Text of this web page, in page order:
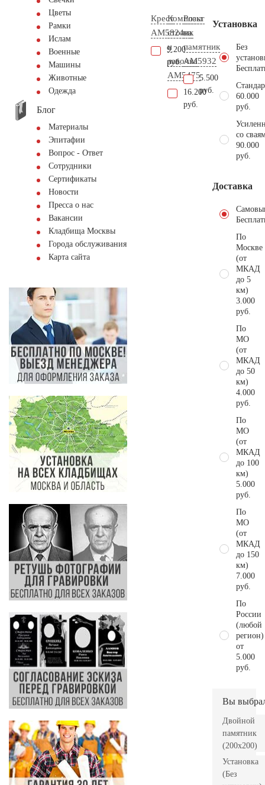
Цветы
Рамки
Ислам
Военные
Машины
Животные
Одежда
Блог
Материалы
Эпитафии
Вопрос - Ответ
Сотрудники
Сертификаты
Новости
Пресса о нас
Вакансии
Кладбища Москвы
Города обслуживания
Карта сайта
Крест
AM5824
9.200
руб.
Комплект
столик
и
лавочка
АМ5475
16.200
руб.
Розы
на
памятник
AM5932
5.500
руб.
Установка
Без
60.000
руб.
со
90.000
руб.
Доставка
По
Москве
(от
МКАД
до 5
км)
3.000
руб.
По
МО
(от
МКАД
до 50
км)
4.000
руб.
По
МО
(от
МКАД
до 100
км)
5.000
руб.
По
МО
(от
МКАД
до 150
км)
7.000
руб.
По
России
(любой
регион)
от
5.000
руб.
Вы
Двойной
памятник
(200х200)
Установка
(Без